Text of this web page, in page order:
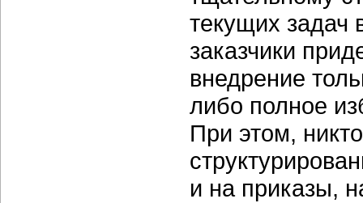
текущих задач
заказчики
внедрение
либо полное
При этом,
и на приказы,